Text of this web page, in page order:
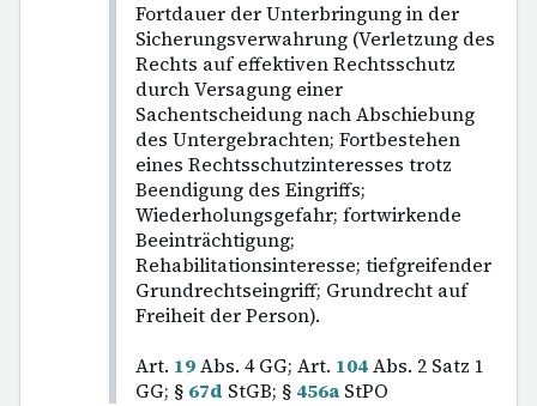
Fortdauer der Unterbringung in der
Sicherungsverwahrung (Verletzung des
Rechts auf effektiven Rechtsschutz
durch Versagung einer
Sachentscheidung nach Abschiebung
des Untergebrachten; Fortbestehen
eines Rechtsschutzinteresses trotz
Beendigung des Eingriffs;
Wiederholungsgefahr; fortwirkende
Beeinträchtigung;
Rehabilitationsinteresse; tiefgreifender
Grundrechtseingriff; Grundrecht auf
Freiheit der Person).
Art. 19Abs. 4 GG; Art. 104Abs. 2 Satz 1
GG; § 67d StGB; § 456a StPO